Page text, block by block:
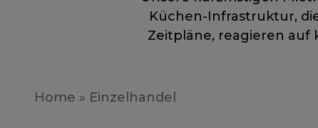
Küchen-Infrastruktur,
Zeitpläne, reagieren auf
Home » Einzelhandel